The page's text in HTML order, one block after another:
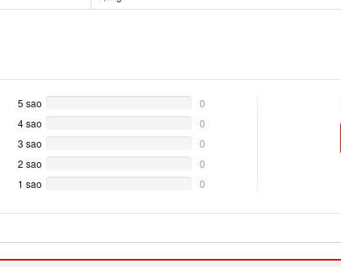
5 sao
Complete
0
4 sao
Complete
0
3 sao
Complete
0
2 sao
Complete
0
1 sao
0